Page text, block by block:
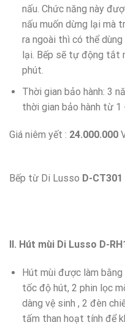
nấu. Chức năng này
nấu muốn dừng lại mà
ra ngoài thì có thể
lại. Bếp sẽ tự động tắt
phút.
Thời gian bảo hành: 3
thời gian bảo hành từ 1
Giá niêm yết : 24.000.000
Bếp từ Di Lusso D-CT301
II. Hút mùi Di Lusso D-
Hút mùi được làm
tốc độ hút, 2 phin lọc
dàng vệ sinh , 2 đèn
tấm than hoạt tính để